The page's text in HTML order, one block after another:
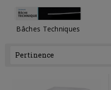
Bâches Techniques
Pertinence